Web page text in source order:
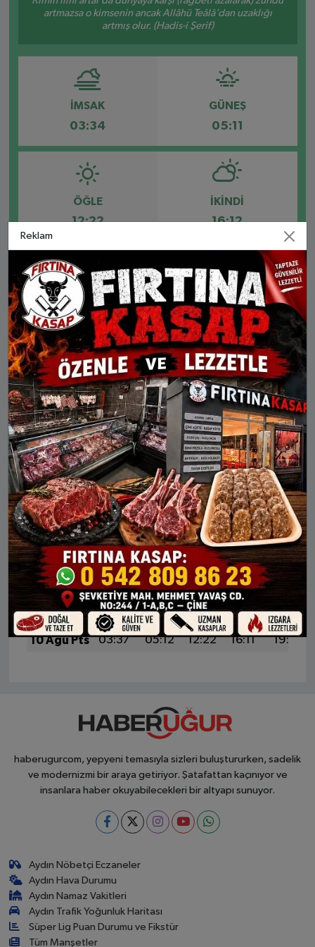
artmazsa o kimsenin ancak Allâhü Teâlâ’dan uzaklığı
artmış olur. (Hadis-i Şerif)
İMSAK
03:34
GÜNEŞ
05:11
ÖĞLE
12:22
İKINDI
16:12
AKŞAM
19:24
YATSI
20:54
Aşkale Aziziye Çat Hınıs Horasan
İspir Karaçoban Karayazı Köprüköy
Narman Oltu Olur Pasinler Pazaryolu
Şenkaya Tekman Tortum Uzundere
KARAÇOBAN AYLIK NAMAZ VAKITLERI
İMSAK GÜNEŞ ÖĞLE İKINDI
AKŞAM
8 Ağu Cts
03:34 05:11 12:22 16:12
9 Ağu Paz
03:35 05:12 12:22 16:12
19:23
10 Ağu Pts
03:37 05:12 12:22 16:11 19:22
haberugurcom, yepyeni temasıyla sizleri buluştururken, sadelik
ve modernizmi bir araya getiriyor. Şatafattan kaçınıyor ve
insanlara haber okuyabilecekleri bir altyapı sunuyor.
Aydın Nöbetçi Eczaneler
Aydın Hava Durumu
Aydın Namaz Vakitleri
Aydın Trafik Yoğunluk Haritası
Süper Lig Puan Durumu ve Fikstür
Tüm Manşetler
Reklam